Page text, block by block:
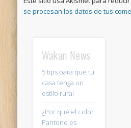
se procesan los datos de tus
Wakan News
5 tips para que tu
casa tenga un
estilo rural
¿Por qué el color
Pantone es